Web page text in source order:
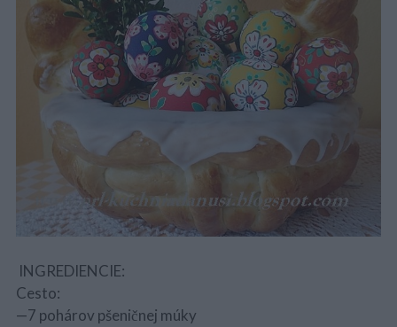
INGREDIENCIE:
Cesto:
—7 pohárov pšeničnej múky